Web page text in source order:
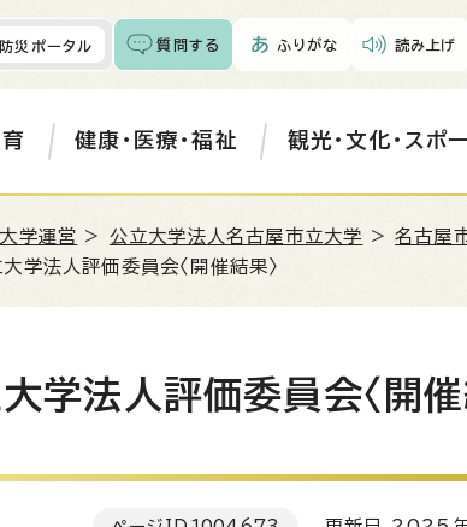
防災ポータル 質問する ふりがな 読み上げ
健康・医療・福祉 観光・文化・スポ
大学運営 > 公立大学法人名古屋市立大学 >名古屋
法人評価委員会〈開催結果〉
法人評価委員会〈開催